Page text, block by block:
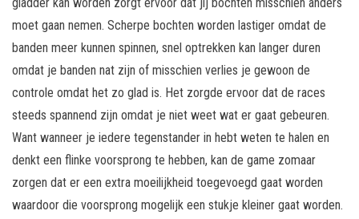
moet gaan nemen. Scherpe bochten worden lastiger omdat de
banden meer kunnen spinnen, snel optrekken kan langer duren
omdat je banden nat zijn of misschien verlies je gewoon de
controle omdat het zo glad is. Het zorgde ervoor dat de races
steeds spannend zijn omdat je niet weet wat er gaat gebeuren.
Want wanneer je iedere tegenstander in hebt weten te halen en
denkt een flinke voorsprong te hebben, kan de game zomaar
zorgen dat er een extra moeilijkheid toegevoegd gaat worden
waardoor die voorsprong mogelijk een stukje kleiner gaat worden.